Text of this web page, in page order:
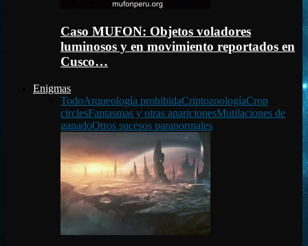
Caso MUFON: Objetos voladores
luminosos y en movimiento reportados en
Cusco…
Enigmas
TodoArqueología prohibidaCriptozoologíaCrop
circlesFantasmas y otras aparicionesMutilaciones de
ganadoOtros sucesos paranormales